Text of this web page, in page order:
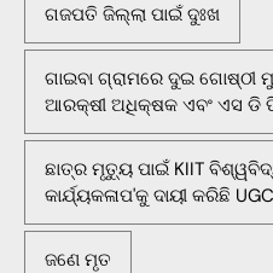
ଗଜପତି ଜିଲ୍ଲା ପାଇଁ ଦୁଃଖ
ଗାଇବା ଗ୍ରାମରେ ଦୁଇ ଗୋଷ୍ଠୀ
ଆରକ୍ଷୀ ଅଧିକ୍ଷକ ଏବଂ ଏସ ଡି
ଛାତ୍ର ମୃତ୍ୟୁ ପାଇଁ KIIT
କାର୍ଯ୍ୟକଳାପ'କୁ ଦାୟୀ କରିଛି
ଜଣେ ମୃତ